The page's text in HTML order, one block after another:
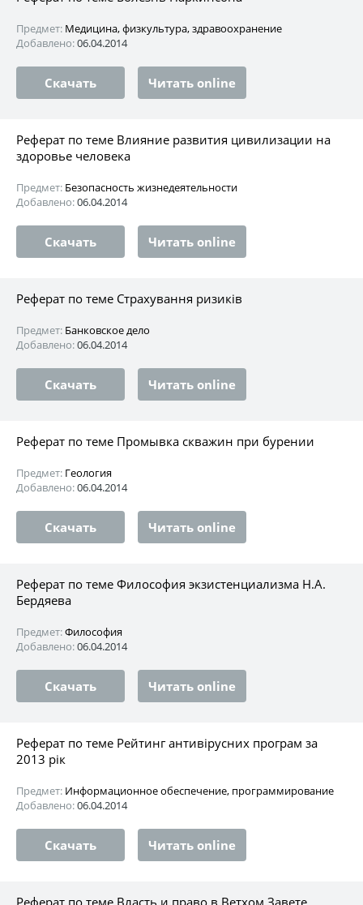
Предмет: Медицина, физкультура, здравоохранение
Добавлено:06.04.2014
Скачать Читать online
Реферат по теме Влияние развития цивилизации на
здоровье человека
Предмет: Безопасность жизнедеятельности
Добавлено:06.04.2014
Скачать Читать online
Реферат по теме Страхування ризиків
Предмет: Банковское дело
Добавлено:06.04.2014
Скачать Читать online
Реферат по теме Промывка скважин при бурении
Предмет: Геология
Добавлено:06.04.2014
Скачать Читать online
Реферат по теме Философия экзистенциализма Н.А.
Бердяева
Предмет:Философия
Добавлено:06.04.2014
Скачать Читать online
Реферат по теме Рейтинг антивірусних програм за
2013 рік
Предмет: Информационное обеспечение, программирование
Добавлено:06.04.2014
Скачать Читать online
Реферат по теме Власть и право в Ветхом Завете